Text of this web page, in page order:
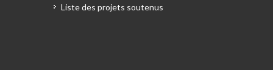
Liste des projets soutenus